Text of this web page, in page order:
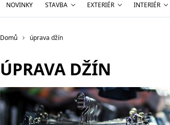
NOVINKY STAVBA EXTERIÉR INTERIÉR
Domů úprava džín
ÚPRAVA DŽÍN